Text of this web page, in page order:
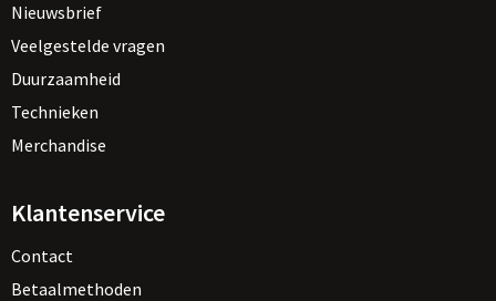
Nieuwsbrief
Veelgestelde vragen
Duurzaamheid
Technieken
Merchandise
Klantenservice
Contact
Betaalmethoden